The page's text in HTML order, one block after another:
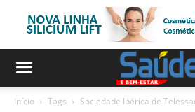
Início Tags Sociedade Ibérica de